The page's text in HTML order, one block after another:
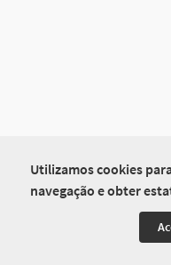
Utilizamos cookies
navegação e obter